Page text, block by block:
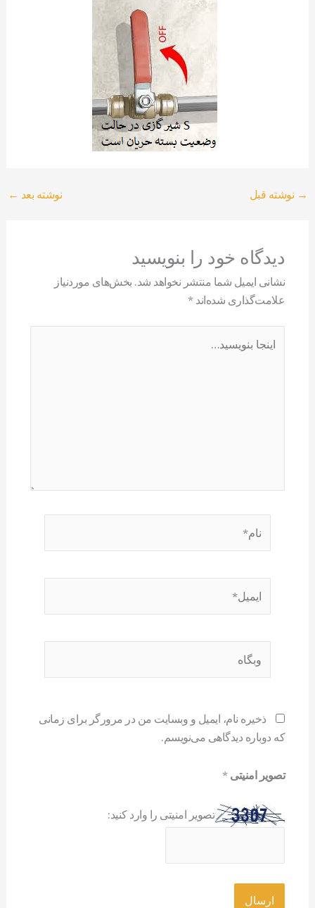
→ نوشته قبل نوشته بعد ←
دیدگاه‌ خود را بنویسید
نشانی ایمیل شما منتشر نخواهد شد. بخش‌های موردنیاز
علامت‌گذاری شده‌اند*
بنویسید…
ذخیره نام، ایمیل و وبسایت من در مرورگر برای زمانی
که دوباره دیدگاهی می‌نویسم.
تصویر امنیتی*
تصویر امنیتی را وارد کنید: